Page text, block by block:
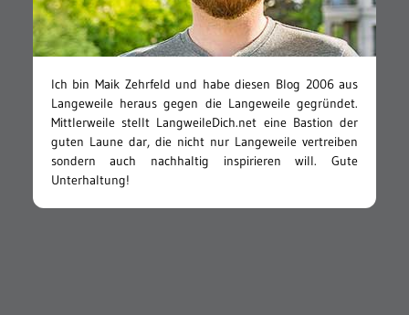
Ich bin Maik Zehrfeld und habe diesen Blog 2006 aus
Langeweile heraus gegen die Langeweile gegründet.
Mittlerweile stellt LangweileDich.net eine Bastion der
guten Laune dar, die nicht nur Langeweile vertreiben
sondern auch nachhaltig inspirieren will. Gute
Unterhaltung!